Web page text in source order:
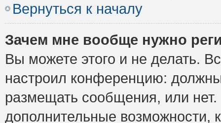
Вернуться к началу
Зачем мне вообще нужно
Вы можете этого и не делать.
настроил конференцию:
размещать сообщения, или
дополнительные возможности,